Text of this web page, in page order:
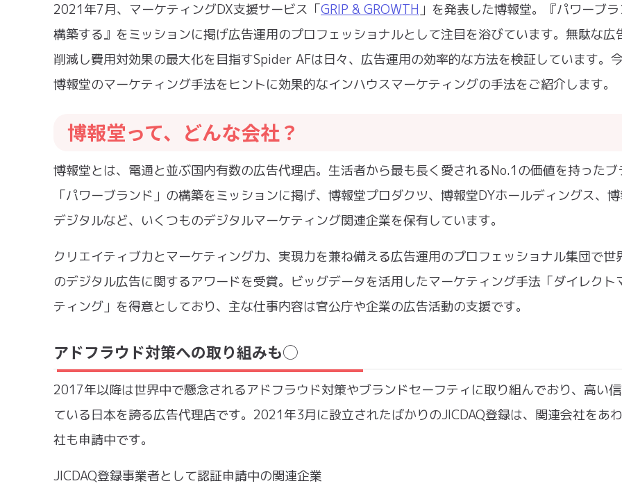
2021年7月、マーケティングDX支援サービス「GRIP & GROWTH」を発表した博報堂。『パワーブ
構築する』をミッションに掲げ広告運用のプロフェッショナルとして注目を浴びています。無駄な広
削減し費用対効果の最大化を目指すSpider AFは日々、広告運用の効率的な方法を検証しています。
博報堂のマーケティング手法をヒントに効果的なインハウスマーケティングの手法をご紹介します。
博報堂って、どんな会社？
博報堂とは、電通と並ぶ国内有数の広告代理店。生活者から最も長く愛されるNo.1の価値を持ったブ
「パワーブランド」の構築をミッションに掲げ、博報堂プロダクツ、博報堂DYホールディングス、
デジタルなど、いくつものデジタルマーケティング関連企業を保有しています。
クリエイティブ力とマーケティング力、実現力を兼ね備える広告運用のプロフェッショナル集団で世
のデジタル広告に関するアワードを受賞。ビッグデータを活用したマーケティング手法「ダイレクト
ティング」を得意としており、主な仕事内容は官公庁や企業の広告活動の支援です。
アドフラウド対策への取り組みも◯
2017年以降は世界中で懸念されるアドフラウド対策やブランドセーフティに取り組んでおり、高い
ている日本を誇る広告代理店です。2021年3月に設立されたばかりのJICDAQ登録は、関連会社をあ
社も申請中です。
JICDAQ登録事業者として認証申請中の関連企業